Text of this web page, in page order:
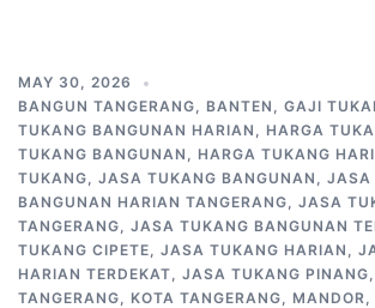
MAY 30, 2026
BANGUN TANGERANG, BANTEN , GAJI
TUKANG BANGUNAN HARIAN , HARGA
TUKANG BANGUNAN , HARGA TUKANG
TUKANG, JASA TUKANG BANGUNAN , JASA
BANGUNAN HARIAN TANGERANG, JASA
TANGERANG, JASA TUKANG BANGUNAN
TUKANG CIPETE, JASA TUKANG HARIAN ,
HARIAN TERDEKAT, JASA TUKANG PINANG,
TANGERANG, KOTA TANGERANG, MANDOR,